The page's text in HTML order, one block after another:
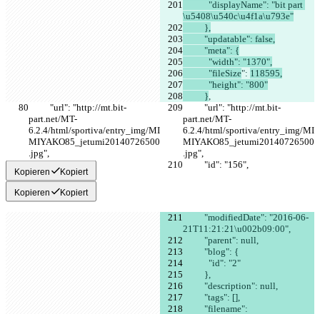
\u5408\u540c\u4f1a\u793e"
          },
          "updatable": false,
          "meta": {
            "width": "1370",
            "fileSize
": 118595,
            "height": "800"
          }
,
part.net/MT-
6.2.4/html/sportiva/entry_img/MI
MIYAKO85_jetumi20140726500
.jpg",
part.net/MT-
6.2.4/html/sportiva/entry_img/MI
MIYAKO85_jetumi20140726500
.jpg",
          "id": "156",
          "id": "156",
Kopieren Kopiert
Kopieren Kopiert
21T11:21:21\u002b09:00",
          "parent": null,
          "blog": {
            "id": "2"
          },
          "description": null,
          "tags": [],